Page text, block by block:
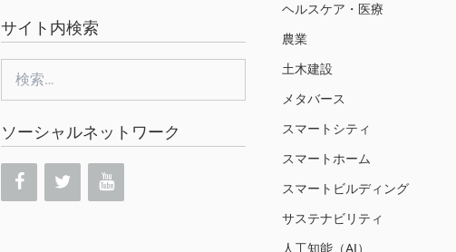
サイト内検索
ソーシャルネットワーク
ヘルスケア・医療
農業
土木建設
メタバース
スマートシティ
スマートホーム
スマートビルディング
サステナビリティ
人工知能（AI）